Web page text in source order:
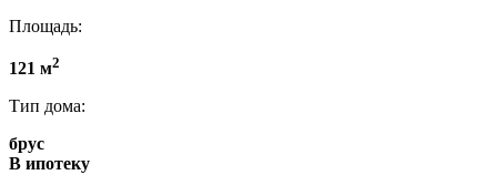
Площадь:
121 м2
Тип дома:
брус
В ипотеку